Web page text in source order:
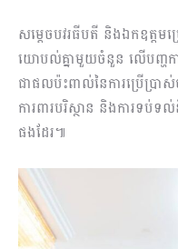
សម្ដេចបវរធីបតី និងឯកឧត្តម
យោបល់គ្នាមួយចំនួន លេីបញ្ហ
ជាផលប៉ះពាល់នៃការប្រើប្រ
ការពារបរិស្ថាន និងការទប់
ផងដែរ៕